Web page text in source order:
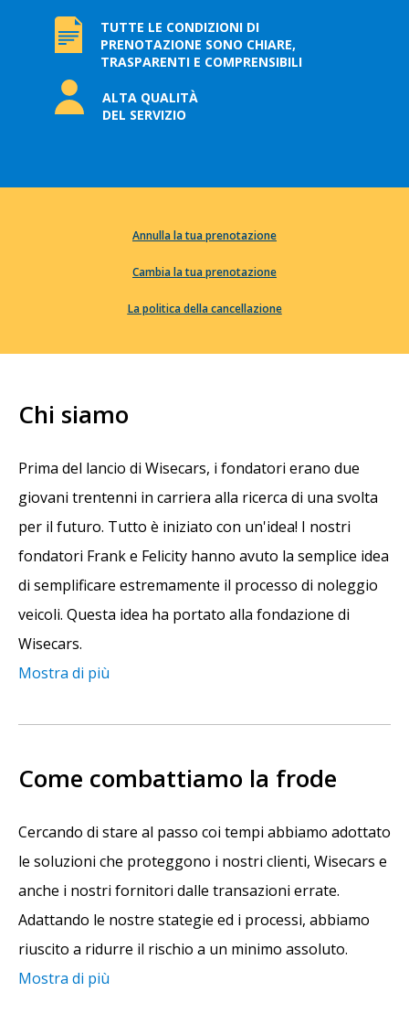
TUTTE LE CONDIZIONI DI
PRENOTAZIONE SONO CHIARE,
TRASPARENTI E COMPRENSIBILI
ALTA QUALITÀ
DEL SERVIZIO
Annulla la tua prenotazione
Cambia la tua prenotazione
La politica della cancellazione
Chi siamo
Prima del lancio di Wisecars, i fondatori erano due
giovani trentenni in carriera alla ricerca di una svolta
per il futuro. Tutto è iniziato con un'idea! I nostri
fondatori Frank e Felicity hanno avuto la semplice idea
di semplificare estremamente il processo di noleggio
veicoli. Questa idea ha portato alla fondazione di
Wisecars.
Mostra di più
Come combattiamo la frode
Cercando di stare al passo coi tempi abbiamo adottato
le soluzioni che proteggono i nostri clienti, Wisecars e
anche i nostri fornitori dalle transazioni errate.
Adattando le nostre stategie ed i processi, abbiamo
riuscito a ridurre il rischio a un minimo assoluto.
Mostra di più